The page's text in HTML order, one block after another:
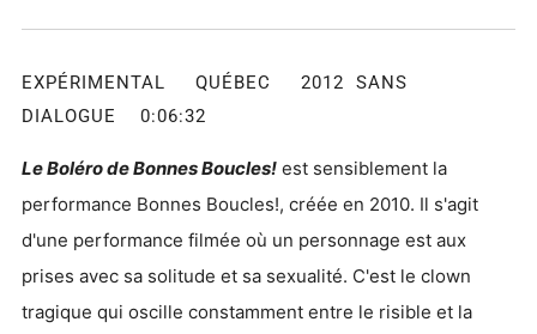
EXPÉRIMENTAL QUÉBEC 2012 SANS
DIALOGUE 0:06:32
Le Boléro de Bonnes Boucles! est sensiblement la
performance Bonnes Boucles!, créée en 2010. Il s'agit
d'une performance filmée où un personnage est aux
prises avec sa solitude et sa sexualité. C'est le clown
tragique qui oscille constamment entre le risible et la